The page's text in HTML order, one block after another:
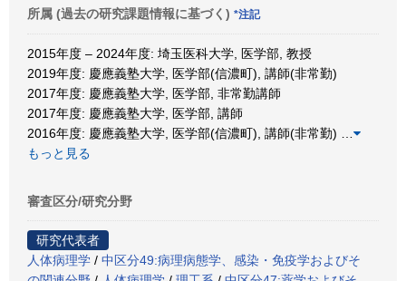
所属 (過去の研究課題情報に基づく) *注記
2015年度 – 2024年度: 埼玉医科大学, 医学部, 教授
2019年度: 慶應義塾大学, 医学部(信濃町), 講師(非常勤)
2017年度: 慶應義塾大学, 医学部, 非常勤講師
2017年度: 慶應義塾大学, 医学部, 講師
2016年度: 慶應義塾大学, 医学部(信濃町), 講師(非常勤)
もっと見る
審査区分/研究分野
研究代表者
人体病理学 / 中区分49:病理病態学、感染・免疫学およびそ